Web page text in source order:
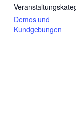
Demos und
Kundgebungen